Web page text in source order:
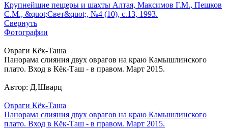
Крупнейшие пещеры и шахты Алтая, Максимов Г.М., Пешков
С.М., &quot;Свет&quot;, №4 (10), с.13, 1993.
Свернуть
Фотографии
Овраги Кёк-Таша
Панорама слияния двух оврагов на краю Камышлинского
плато. Вход в Кёк-Таш - в правом. Март 2015.
Автор: Д.Шварц
Овраги Кёк-Таша
Панорама слияния двух оврагов на краю Камышлинского
плато. Вход в Кёк-Таш - в правом. Март 2015.